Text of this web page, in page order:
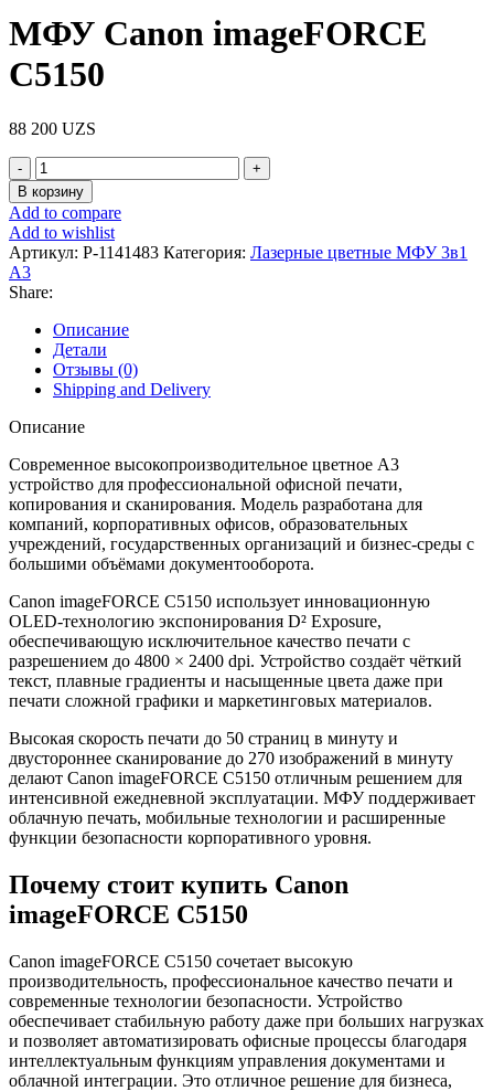
МФУ Canon imageFORCE
C5150
88 200 UZS
Количество
товара
МФУ
Canon
imageFORCE
C5150
В корзину
Add to compare
Add to wishlist
Артикул: P-1141483 Категория: Лазерные цветные МФУ 3в1
А3
Share:
Описание
Детали
Отзывы (0)
Shipping and Delivery
Описание
Современное высокопроизводительное цветное A3
устройство для профессиональной офисной печати,
копирования и сканирования. Модель разработана для
компаний, корпоративных офисов, образовательных
учреждений, государственных организаций и бизнес-среды с
большими объёмами документооборота.
Canon imageFORCE C5150 использует инновационную
OLED-технологию экспонирования D² Exposure,
обеспечивающую исключительное качество печати с
разрешением до 4800 × 2400 dpi. Устройство создаёт чёткий
текст, плавные градиенты и насыщенные цвета даже при
печати сложной графики и маркетинговых материалов.
Высокая скорость печати до 50 страниц в минуту и
двустороннее сканирование до 270 изображений в минуту
делают Canon imageFORCE C5150 отличным решением для
интенсивной ежедневной эксплуатации. МФУ поддерживает
облачную печать, мобильные технологии и расширенные
функции безопасности корпоративного уровня.
Почему стоит купить Canon
imageFORCE C5150
Canon imageFORCE C5150 сочетает высокую
производительность, профессиональное качество печати и
современные технологии безопасности. Устройство
обеспечивает стабильную работу даже при больших нагрузках
и позволяет автоматизировать офисные процессы благодаря
интеллектуальным функциям управления документами и
облачной интеграции. Это отличное решение для бизнеса,